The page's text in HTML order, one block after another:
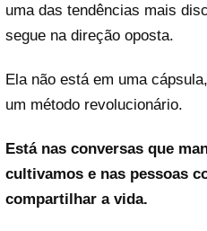
uma das tendências mais
segue na direção oposta.
Ela não está em uma
um método revolucionário.
Está nas conversas que
cultivamos e nas pessoas
compartilhar a vida.